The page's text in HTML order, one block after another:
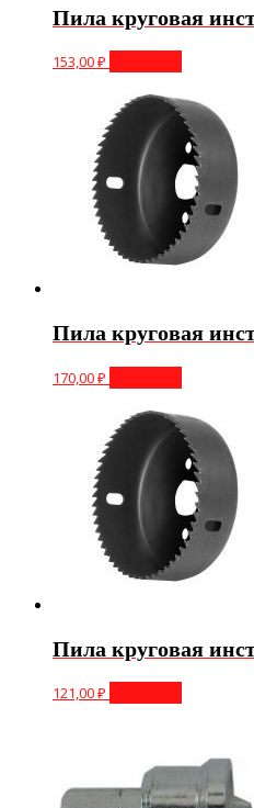
Пила круговая
153,00₽
Пила круговая
170,00₽
Пила круговая
121,00₽